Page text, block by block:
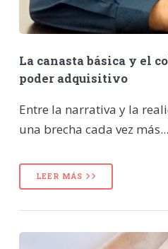
La canasta básica y el
poder adquisitivo
Entre la narrativa y la
una brecha cada vez más...
LEER MÁS